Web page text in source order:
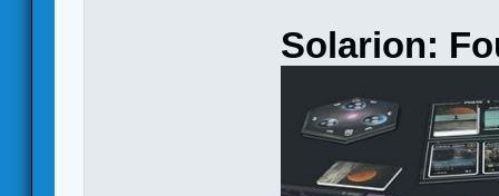
Solarion: